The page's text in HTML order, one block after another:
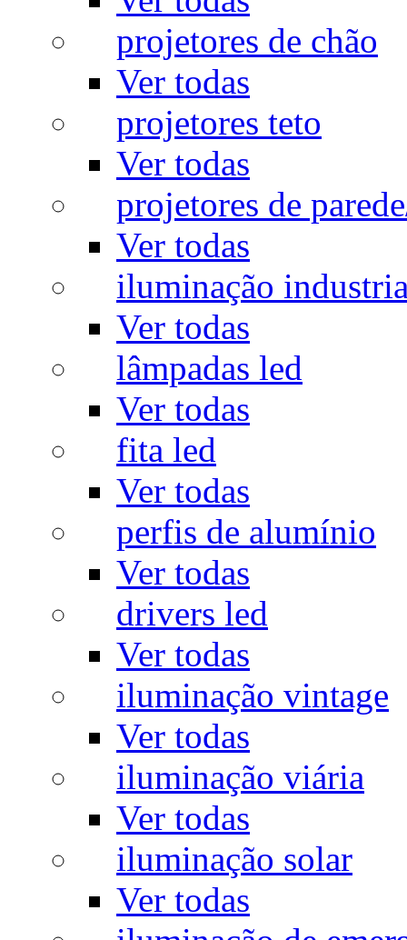
projetores de chão
Ver todas
projetores teto
Ver todas
projetores de
Ver todas
iluminação
Ver todas
lâmpadas led
Ver todas
fita led
Ver todas
perfis de alumínio
Ver todas
drivers led
Ver todas
iluminação vintage
Ver todas
iluminação viária
Ver todas
iluminação solar
Ver todas